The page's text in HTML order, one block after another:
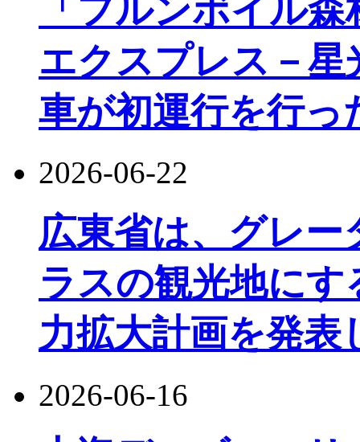
「フルンボイル
エクスプレス－星
車が初運行を行っ
2026-06-22
広東省は、グレ
ラスの観光地に
力拡大計画を発表
2026-06-16